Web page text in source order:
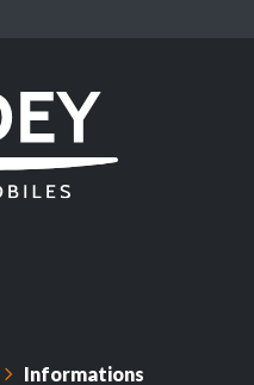
Informations